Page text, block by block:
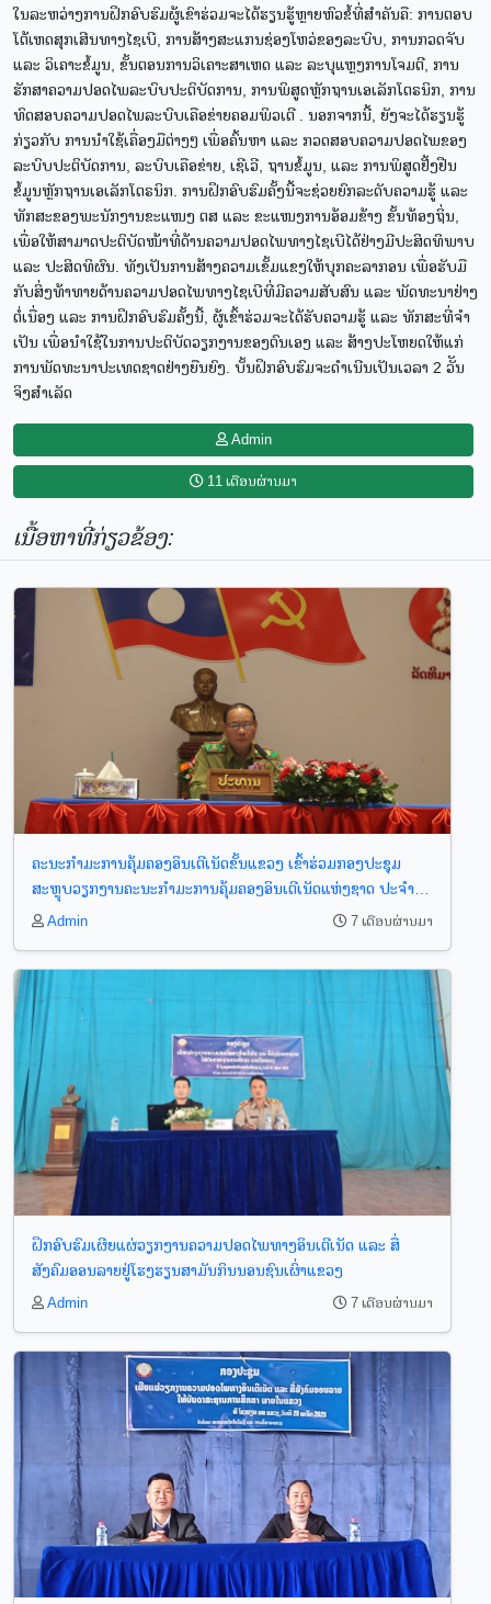
ໃນລະຫວ່າງການຝຶກອົບຮົມຜູ້ເຂົາຮ່ວມຈະໄດ້ຮຽນຮູ້ຫຼາຍຫົວຂໍ້ທີ່ສໍາຄັນຄື: ການຕອບ
ໂຕ້ເຫດສຸກເສີນທາງໄຊເບີ, ການສ້າງສະແກນຊ່ອງໂຫວ່ຂອງລະບົບ, ການກວດຈັບ
ແລະ ວິເຄາະຂໍ້ມູນ, ຂັ້ນຕອນການວິເຄາະສາເຫດ ແລະ ລະບຸແຫຼງການໂຈມຕີ, ການ
ຮັກສາຄວາມປອດໄພລະບົບປະຕິບັດການ, ການພິສູດຫຼັກຖານເອເລັກໂຕຣນິກ, ການ
ທົດສອບຄວາມປອດໄພລະບົບເຄືອຂ່າຍຄອມພິວເຕີ . ນອກຈາກນີ້, ຍັງຈະໄດ້ຮຽນຮູ້
ກ່ຽວກັບ ການນໍາໃຊ້ເຄື່ອງມືຕ່າງໆ ເພື່ອຄົ້ນຫາ ແລະ ກວດສອບຄວາມປອດໄພຂອງ
ລະບົບປະຕິບັດການ, ລະບົບເຄືອຂ່າຍ, ເຊີເວີ, ຖານຂໍ້ມູນ, ແລະ ການພິສູດຢັ້ງຢືນ
ຂໍ້ມູນຫຼັກຖານເອເລັກໂຕຣນິກ. ການຝຶກອົບຮົມຄັ້ງນີ້ຈະຊ່ວຍຍົກລະດັບຄວາມຮູ້ ແລະ
ທັກສະຂອງພະນັກງານຂະແໜງ ຕສ ແລະ ຂະແໜງການອ້ອມຂ້າງ ຂັ້ນທ້ອງຖິ່ນ,
ເພື່ອໃຫ້ສາມາດປະຕິບັດໜ້າທີ່ດ້ານຄວາມປອດໄພທາງໄຊເບີໄດ້ຢ່າງມີປະສິດທິພາບ
ແລະ ປະສິດທິຜົນ. ທັງເປັນການສ້າງຄວາມເຂັ້ມແຂງໃຫ້ບຸກຄະລາກອນ ເພື່ອຮັບມື
ກັບສິ່ງທ້າທາຍດ້ານຄວາມປອດໄພທາງໄຊເບີທີ່ມີຄວາມສັບສົນ ແລະ ພັດທະນາຢ່າງ
ຕໍ່ເນື່ອງ ແລະ ການຝຶກອົບຮົມຄັ້ງນີ້, ຜູ້ເຂົ້າຮ່ວມຈະໄດ້ຮັບຄວາມຮູ້ ແລະ ທັກສະທີ່ຈໍາ
ເປັນ ເພື່ອນຳໃຊ້ໃນການປະຕິບັດວຽກງານຂອງຕົນເອງ ແລະ ສ້າງປະໂຫຍດໃຫ້ແກ່
ການພັດທະນາປະເທດຊາດຢ່າງຍືນຍົງ. ບັ້ນຝຶກອົບຮົມຈະດຳເນີນເປັນເວລາ 2 ວັັນ
ຈິງສໍາເລັດ
Admin
11 ເດືອນຜ່ານມາ
ເນື້ອຫາທີ່ກ່ຽວຂ້ອງ:
ຄະນະກຳມະການຄຸ້ມຄອງອິນເຕີເນັດຂັ້ນແຂວງ ເຂົ້າຮ່ວມກອງປະຊຸມ
ສະຫຼຸບວຽກງານຄະນະກຳມະການຄຸ້ມຄອງອິນເຕີເນັດແຫ່ງຊາດ ປະຈຳປີ
2025
Admin 7 ເດືອນຜ່ານມາ
ຝຶກອົບຮົມເຜີຍແຜ່ວຽກງານຄວາມປອດໄພທາງອິນເຕີເນັດ ແລະ ສື່
ສັງຄົມອອນລາຍຢູ່ໂຮງຮຽນສາມັນກິນນອນຊົນເຜົ່າແຂວງ
Admin 7 ເດືອນຜ່ານມາ